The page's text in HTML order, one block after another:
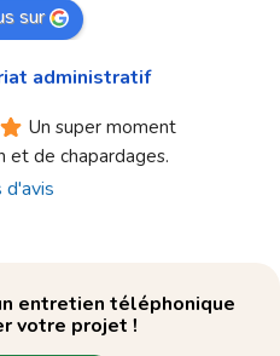
sur
administratif
Un super moment
et de chapardages.
d'avis
entretien téléphonique
votre projet !